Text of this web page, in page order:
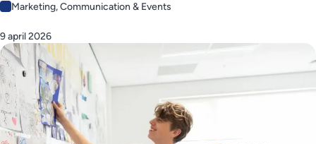
Marketing, Communication & Events
9 april 2026